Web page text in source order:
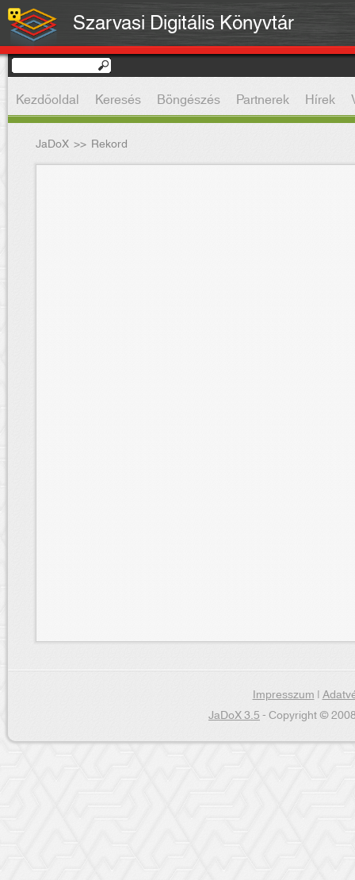
Szarvasi Digitális Könyvtár
Kezdőoldal Keresés Böngészés Partnerek Hírek
JaDoX >> Rekord
Impresszum|
JaDoX 3.5- Copyright ©